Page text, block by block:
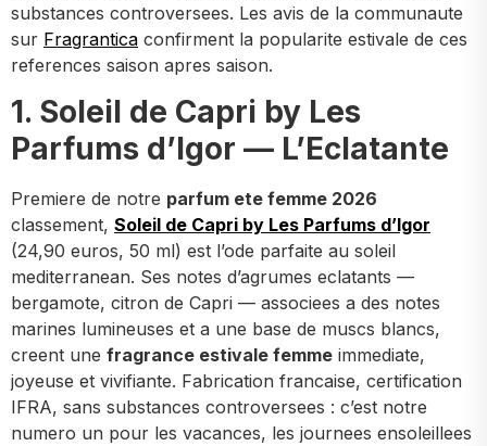
substances controversees. Les avis de la communaute
sur Fragrantica confirment la popularite estivale de ces
references saison apres saison.
1. Soleil de Capri by Les
Parfums d’Igor — L’Eclatante
Premiere de notre parfum ete femme 2026
classement, Soleil de Capri by Les Parfums d’Igor
(24,90 euros, 50 ml) est l’ode parfaite au soleil
mediterranean. Ses notes d’agrumes eclatants —
bergamote, citron de Capri — associees a des notes
marines lumineuses et a une base de muscs blancs,
creent une fragrance estivale femme immediate,
joyeuse et vivifiante. Fabrication francaise, certification
IFRA, sans substances controversees : c’est notre
numero un pour les vacances, les journees ensoleillees